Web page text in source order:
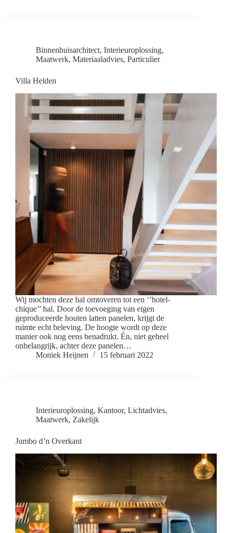
Binnenhuisarchitect, Interieuroplossing,
Maatwerk, Materiaaladvies, Particulier
Villa Helden
Wij mochten deze hal omtoveren tot een ‘’hotel-
chique’’ hal. Door de toevoeging van eigen
geproduceerde houten latten panelen, krijgt de
ruimte echt beleving. De hoogte wordt op deze
manier ook nog eens benadrukt. Én, niet geheel
onbelangrijk, achter deze panelen…
Moniek Heijnen
15 februari 2022
Interieuroplossing, Kantoor, Lichtadvies,
Maatwerk, Zakelijk
Jumbo d’n Overkant